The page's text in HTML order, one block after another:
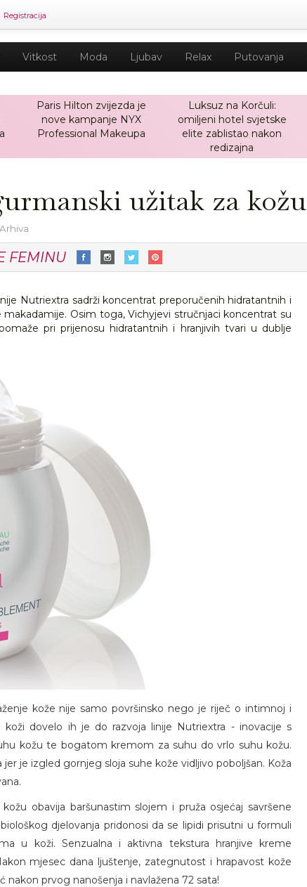
Registracija
Vitkost Moda Ljubav Relax Putovanja
Paris Hilton zvijezda je
nove kampanje NYX
Professional Makeupa
Luksuz na Korčuli:
omiljeni hotel svjetske
elite zablistao nakon
redizajna
užitak za kožu
FEMINU
Nutriextra sadrži koncentrat preporučenih hidratantnih i
Osim toga, Vichyjevi stručnjaci koncentrat su
pri prijenosu hidratantnih i hranjivih tvari u dublje
kože nije samo površinsko nego je riječ o intimnoj i
dovelo ih je do razvoja linije Nutriextra - inovacije s
kožu te bogatom kremom za suhu do vrlo suhu kožu.
je izgled gornjeg sloja suhe kože vidljivo poboljšan. Koža
obavija baršunastim slojem i pruža osjećaj savršene
djelovanja pridonosi da se lipidi prisutni u formuli
u koži. Senzualna i aktivna tekstura hranjive kreme
mjesec dana ljuštenje, zategnutost i hrapavost kože
prvog nanošenja i navlažena 72 sata!